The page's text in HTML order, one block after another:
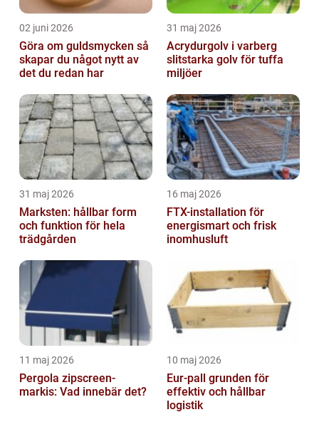
02 juni 2026
Göra om guldsmycken så
skapar du något nytt av
det du redan har
31 maj 2026
Acrydurgolv i varberg
slitstarka golv för tuffa
miljöer
31 maj 2026
Marksten: hållbar form
och funktion för hela
trädgården
16 maj 2026
FTX-installation för
energismart och frisk
inomhusluft
11 maj 2026
Pergola zipscreen-
markis: Vad innebär det?
10 maj 2026
Eur-pall grunden för
effektiv och hållbar
logistik